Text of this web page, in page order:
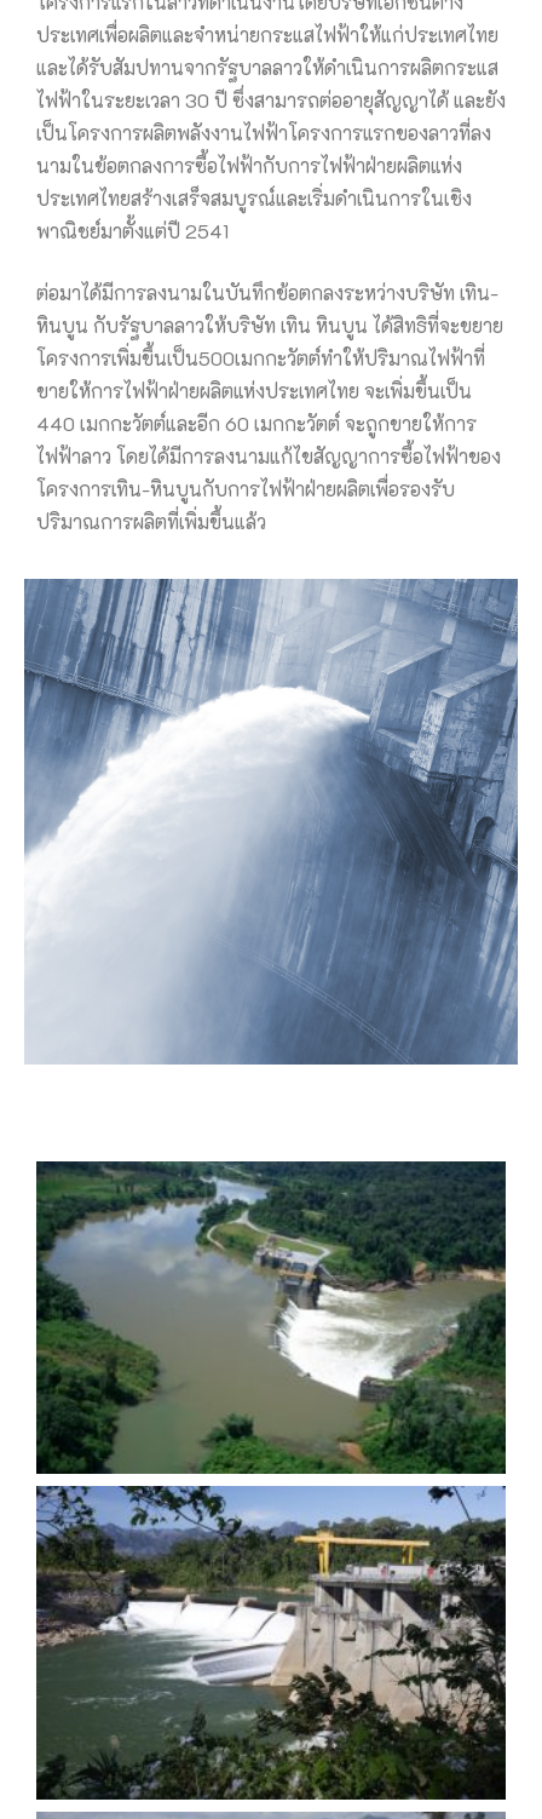
ประเทศเพื่อผลิตและจำหน่ายกระแสไฟฟ้าให้แก่ประเทศไทย
และได้รับสัมปทานจากรัฐบาลลาวให้ดำเนินการผลิตกระแส
ไฟฟ้าในระยะเวลา 30 ปี ซึ่งสามารถต่ออายุสัญญาได้ และยัง
เป็นโครงการผลิตพลังงานไฟฟ้าโครงการแรกของลาวที่ลง
นามในข้อตกลงการซื้อไฟฟ้ากับการไฟฟ้าฝ่ายผลิตแห่ง
ประเทศไทยสร้างเสร็จสมบูรณ์และเริ่มดำเนินการในเชิง
พาณิชย์มาตั้งแต่ปี 2541
ต่อมาได้มีการลงนามในบันทึกข้อตกลงระหว่างบริษัท เทิน-
หินบูน กับรัฐบาลลาวให้บริษัท เทิน หินบูน ได้สิทธิที่จะขยาย
โครงการเพิ่มขึ้นเป็น500เมกกะวัตต์ทำให้ปริมาณไฟฟ้าที่
ขายให้การไฟฟ้าฝ่ายผลิตแห่งประเทศไทย จะเพิ่มขึ้นเป็น
440 เมกกะวัตต์และอีก 60 เมกกะวัตต์ จะถูกขายให้การ
ไฟฟ้าลาว โดยได้มีการลงนามแก้ไขสัญญาการซื้อไฟฟ้าของ
โครงการเทิน-หินบูนกับการไฟฟ้าฝ่ายผลิตเพื่อรองรับ
ปริมาณการผลิตที่เพิ่มขึ้นแล้ว